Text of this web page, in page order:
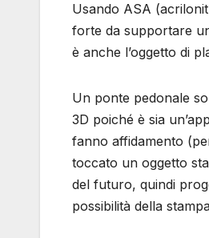
Usando ASA
forte da supportare
è anche l’oggetto di
Un ponte pedonale
3D poiché è sia
fanno affidamento
toccato un oggetto
del futuro, quindi
possibilità della